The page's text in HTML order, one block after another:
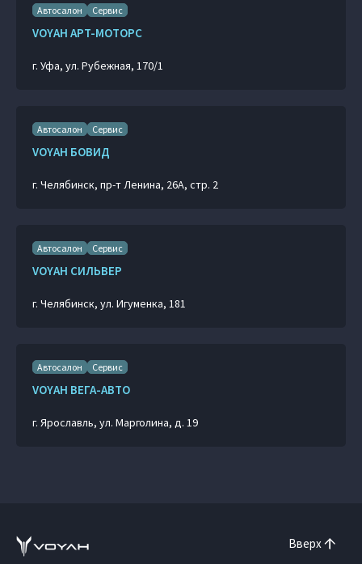
Автосалон Сервис
VOYAH АРТ-МОТОРС
г. Уфа, ул. Рубежная, 170/1
Автосалон Сервис
VOYAH БОВИД
г. Челябинск, пр-т Ленина, 26А, стр. 2
Автосалон Сервис
VOYAH СИЛЬВЕР
г. Челябинск, ул. Игуменка, 181
Автосалон Сервис
VOYAH ВЕГА-АВТО
г. Ярославль, ул. Марголина, д. 19
Вверх